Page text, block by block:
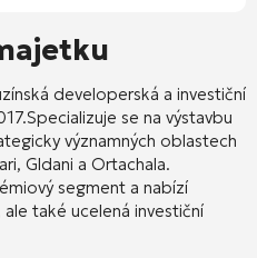
developerská a investiční
Specializuje se na výstavbu
významných oblastech
Gldani a Ortachala.
segment a nabízí
také ucelená investiční